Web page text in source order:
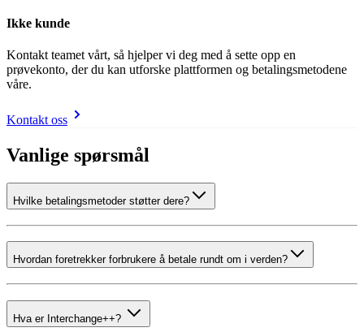
Ikke kunde
Kontakt teamet vårt, så hjelper vi deg med å sette opp en
prøvekonto, der du kan utforske plattformen og betalingsmetodene
våre.
Kontakt oss
Vanlige spørsmål
Hvilke betalingsmetoder støtter dere?
Hvordan foretrekker forbrukere å betale rundt om i verden?
Hva er Interchange++?